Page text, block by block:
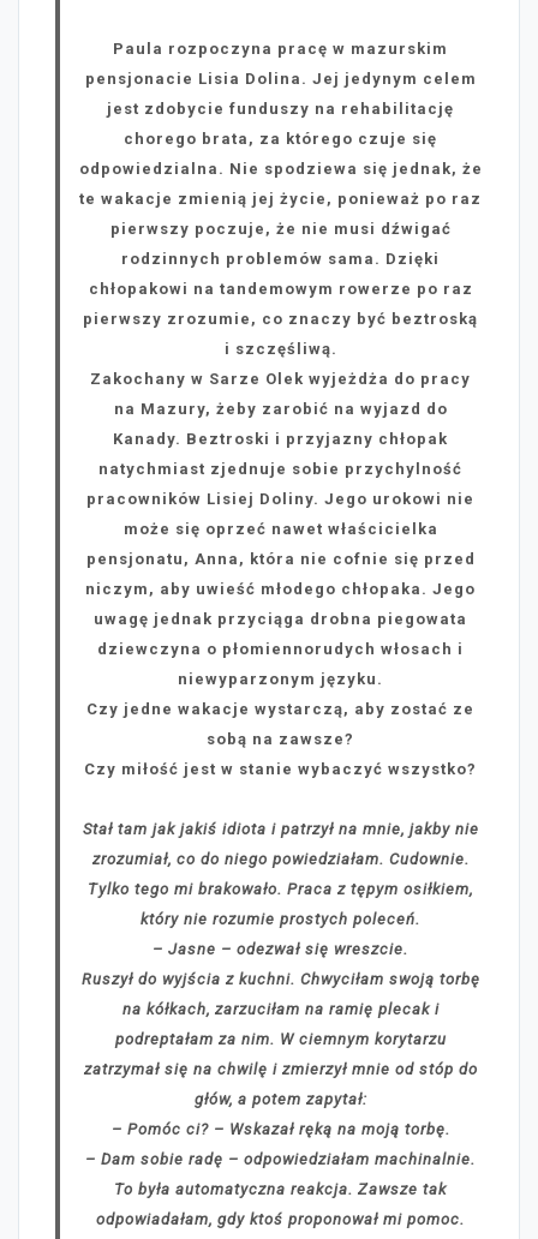
Paula rozpoczyna pracę w mazurskim
pensjonacie Lisia Dolina. Jej jedynym celem
jest zdobycie funduszy na rehabilitację
chorego brata, za którego czuje się
odpowiedzialna. Nie spodziewa się jednak, że
te wakacje zmienią jej życie, ponieważ po raz
pierwszy poczuje, że nie musi dźwigać
rodzinnych problemów sama. Dzięki
chłopakowi na tandemowym rowerze po raz
pierwszy zrozumie, co znaczy być beztroską
i szczęśliwą.
Zakochany w Sarze Olek wyjeżdża do pracy
na Mazury, żeby zarobić na wyjazd do
Kanady. Beztroski i przyjazny chłopak
natychmiast zjednuje sobie przychylność
pracowników Lisiej Doliny. Jego urokowi nie
może się oprzeć nawet właścicielka
pensjonatu, Anna, która nie cofnie się przed
niczym, aby uwieść młodego chłopaka. Jego
uwagę jednak przyciąga drobna piegowata
dziewczyna o płomiennorudych włosach i
niewyparzonym języku.
Czy jedne wakacje wystarczą, aby zostać ze
sobą na zawsze?
Czy miłość jest w stanie wybaczyć wszystko?
Stał tam jak jakiś idiota i patrzył na mnie, jakby nie
zrozumiał, co do niego powiedziałam. Cudownie.
Tylko tego mi brakowało. Praca z tępym osiłkiem,
który nie rozumie prostych poleceń.
– Jasne – odezwał się wreszcie.
Ruszył do wyjścia z kuchni. Chwyciłam swoją torbę
na kółkach, zarzuciłam na ramię plecak i
podreptałam za nim. W ciemnym korytarzu
zatrzymał się na chwilę i zmierzył mnie od stóp do
głów, a potem zapytał:
– Pomóc ci? – Wskazał ręką na moją torbę.
– Dam sobie radę – odpowiedziałam machinalnie.
To była automatyczna reakcja. Zawsze tak
odpowiadałam, gdy ktoś proponował mi pomoc.